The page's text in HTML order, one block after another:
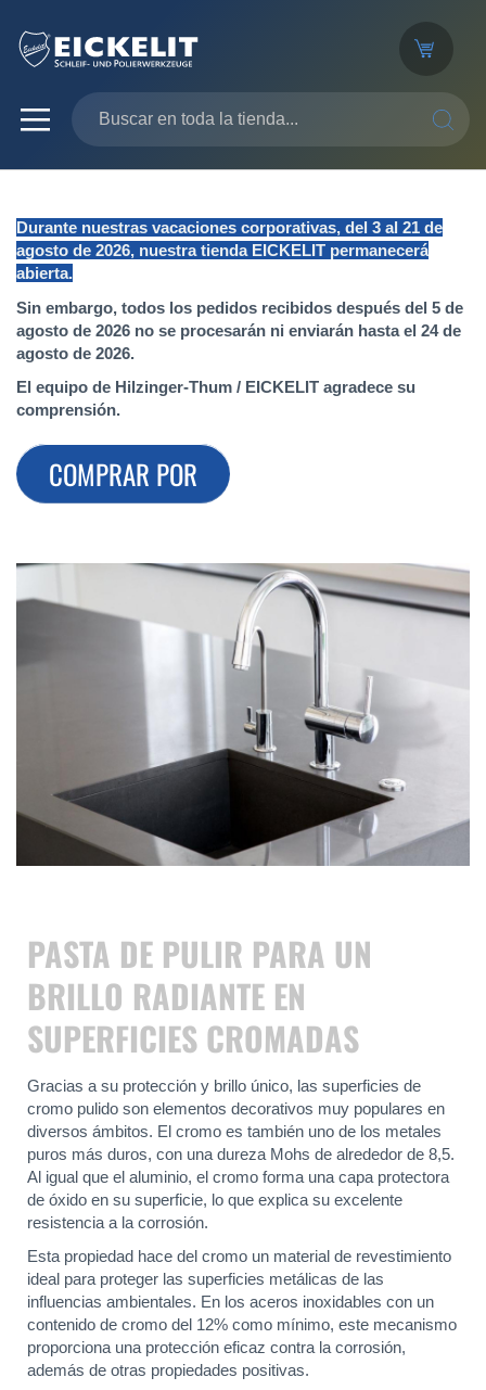
Durante nuestras vacaciones corporativas, del 3 al 21 de
agosto de 2026, nuestra tienda EICKELIT permanecerá
abierta.
Sin embargo, todos los pedidos recibidos después del 5 de
agosto de 2026 no se procesarán ni enviarán hasta el 24 de
agosto de 2026.
El equipo de Hilzinger-Thum / EICKELIT agradece su
comprensión.
PASTA DE PULIR PARA UN
BRILLO RADIANTE EN
SUPERFICIES CROMADAS
Gracias a su protección y brillo único, las superficies de
cromo pulido son elementos decorativos muy populares en
diversos ámbitos. El cromo es también uno de los metales
puros más duros, con una dureza Mohs de alrededor de 8,5.
Al igual que el aluminio, el cromo forma una capa protectora
de óxido en su superficie, lo que explica su excelente
resistencia a la corrosión.
Esta propiedad hace del cromo un material de revestimiento
ideal para proteger las superficies metálicas de las
influencias ambientales. En los aceros inoxidables con un
contenido de cromo del 12% como mínimo, este mecanismo
proporciona una protección eficaz contra la corrosión,
además de otras propiedades positivas.
COMPRAR POR